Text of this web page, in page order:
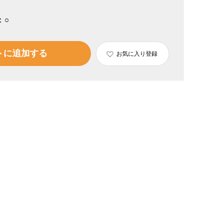
○
に追加する お気に入り登録